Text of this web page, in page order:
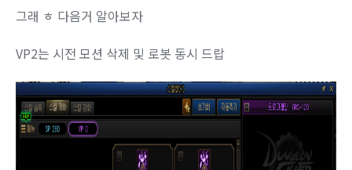
그래 ㅎ 다음거 알아보자
VP2는 시전 모션 삭제 및 로봇 동시 드랍